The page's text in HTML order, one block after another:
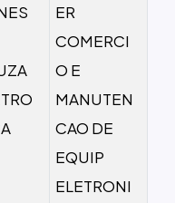
ER
COMERCI
O E
MANUTEN
CAO DE
EQUIP
ELETRONI